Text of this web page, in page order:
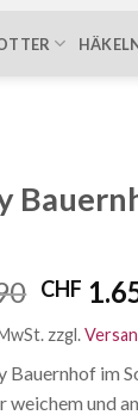
war:
CHF
CHF
zzgl.
Bauernhof im
weichem und